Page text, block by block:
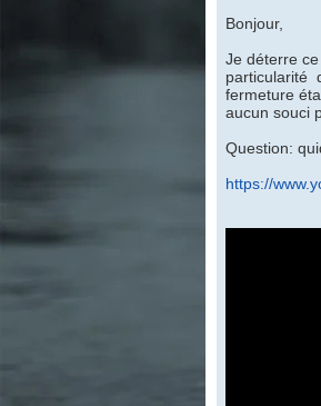
Bonjour,
Je déterre
particularité
fermeture
aucun souci
Question:
https://